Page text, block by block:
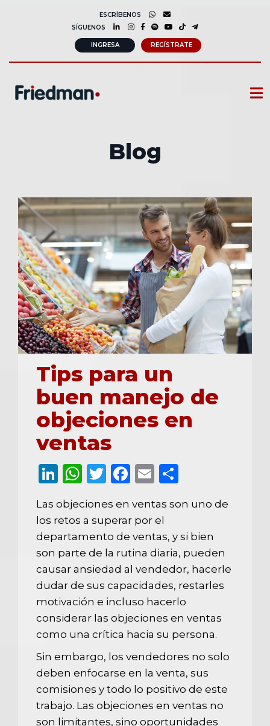
ESCRÍBENOS
SÍGUENOS
INGRESA REGÍSTRATE
COMUNIDAD FRIEDMAN
SOBRE NOSOTROS
CONTACTO
0
Blog
Tips para un
buen manejo de
objeciones en
ventas
LinkedIn
WhatsApp
Twitter
Facebook
Email
Las objeciones en ventas son uno de
los retos a superar por el
departamento de ventas, y si bien
son parte de la rutina diaria, pueden
causar ansiedad al vendedor, hacerle
dudar de sus capacidades, restarles
motivación e incluso hacerlo
considerar las objeciones en ventas
como una crítica hacia su persona.
Sin embargo, los vendedores no solo
deben enfocarse en la venta, sus
comisiones y todo lo positivo de este
trabajo. Las objeciones en ventas no
son limitantes, sino oportunidades